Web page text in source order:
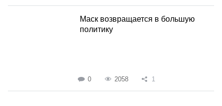
Маск возвращается в большую
политику
0 2058 1